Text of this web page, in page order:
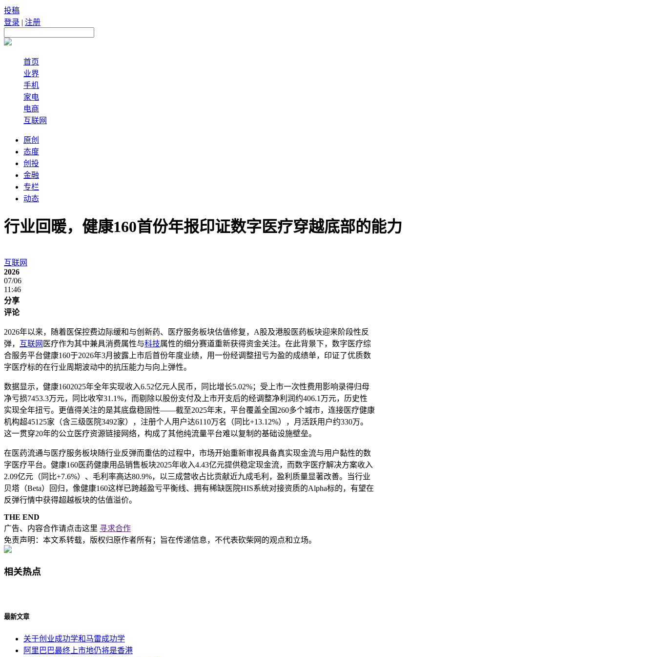
投稿
登录 | 注册
首页
业界
手机
家电
电商
互联网
原创
态度
创投
金融
专栏
动态
行业回暖，健康160首份年报印证数字医疗穿越底部的能力
互联网
2026
07/06
11:46
分享
评论
2026年以来，随着医保控费边际缓和与创新药、医疗服务板块估值修复，A股及港股医药板块迎来阶段性反
弹， 互联网 医疗作为其中兼具消费属性与科技属性的细分赛道重新获得资金关注。在此背景下，数字医疗综
合服务平台健康160于2026年3月披露上市后首份年度业绩，用一份经调整扭亏为盈的成绩单，印证了优质数
字医疗标的在行业周期波动中的抗压能力与向上弹性。
数据显示，健康1602025年全年实现收入6.52亿元人民币，同比增长5.02%；受上市一次性费用影响录得归母
净亏损7453.3万元，同比收窄31.1%，而剔除以股份支付及上市开支后的经调整净利润约406.1万元，历史性
实现全年扭亏。更值得关注的是其底盘稳固性——截至2025年末，平台覆盖全国260多个城市，连接医疗健康
机构超45125家（含三级医院3492家），注册个人用户达6110万名（同比+13.12%），月活跃用户约330万。
这一贯穿20年的公立医疗资源链接网络，构成了其他纯流量平台难以复制的基础设施壁垒。
在医药流通与医疗服务板块随行业反弹而重估的过程中，市场开始重新审视具备真实现金流与用户黏性的数
字医疗平台。健康160医药健康用品销售板块2025年收入4.43亿元提供稳定现金流，而数字医疗解决方案收入
2.09亿元（同比+7.6%）、毛利率高达80.9%，以三成营收占比贡献近九成毛利，盈利质量显著改善。当行业
贝塔（Beta）回归，像健康160这样已跨越盈亏平衡线、拥有稀缺医院HIS系统对接资质的Alpha标的，有望在
反弹行情中获得超越板块的估值溢价。
THE END
广告、内容合作请点击这里 寻求合作
免责声明：本文系转载，版权归原作者所有；旨在传递信息，不代表砍柴网的观点和立场。
相关热点
最新文章
关于创业成功学和马雷成功学
阿里巴巴最终上市地仍将是香港